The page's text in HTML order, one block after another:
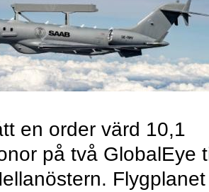
en order värd 10,1
på två GlobalEye